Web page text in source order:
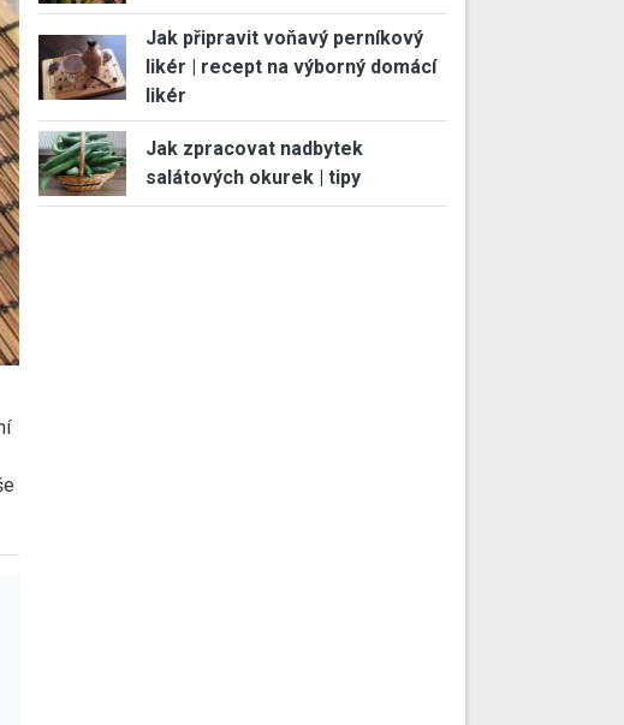
Jak připravit voňavý perníkový
likér | recept na výborný domácí
likér
Jak zpracovat nadbytek
salátových okurek | tipy